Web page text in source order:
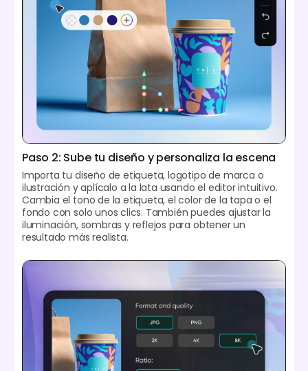
Paso 2: Sube tu diseño y personaliza la escena
Importa tu diseño de etiqueta, logotipo de marca o
ilustración y aplícalo a la lata usando el editor intuitivo.
Cambia el tono de la etiqueta, el color de la tapa o el
fondo con solo unos clics. También puedes ajustar la
iluminación, sombras y reflejos para obtener un
resultado más realista.